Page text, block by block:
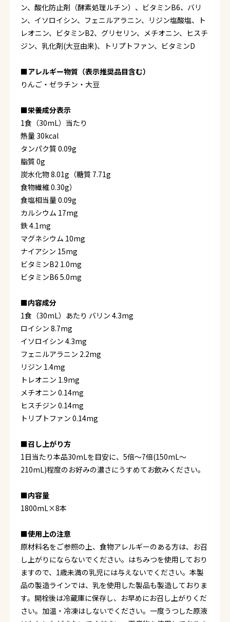
ン、酸化防止剤（酵素処理ルチン）、ビタミンB6、バリ
ン、イソロイシン、フェニルアラニン、リジン塩酸塩、ト
レオニン、ビタミンB2、グリセリン、メチオニン、ヒスチ
ジン、乳化剤(大豆由来)、トリプトファン、ビタミンD
■アレルギー物質（表示推奨品目含む）
りんご・ゼラチン・大豆
■栄養成分表示
1食（30mL）当たり
熱量 30kcal
タンパク質 0.09g
脂質 0g
炭水化物 8.01g（糖質 7.71g
食物繊維 0.30g）
食塩相当量 0.09g
カルシウム 17mg
鉄 4.1mg
マグネシウム 10mg
ナイアシン 15mg
ビタミンB2 1.0mg
ビタミンB6 5.0mg
■内容成分
1食（30mL）あたり バリン 4.3mg
ロイシン 8.7mg
イソロイシン 4.3mg
フェニルアラニン 2.2mg
リジン 1.4mg
トレオニン 1.9mg
メチオニン 0.14mg
ヒスチジン 0.14mg
トリプトファン 0.14mg
■召し上がり方
1日当たり本品30mLを目安に、5倍～7倍(150mL～
210mL)程度のお好みの濃さにうすめてお飲みください。
■内容量
1800mL×8本
■使用上の注意
原材料名をご参照の上、食物アレルギーのある方は、お召
し上がりにならないでください。はちみつを使用しており
ますので、1歳未満の乳児には与えないでください。本製
品の製造ラインでは、乳を使用した製品も製造しておりま
す。開栓後は冷蔵庫に保存し、お早めにお召し上がりくだ
さい。加温・冷凍はしないでください。一度うつした原液